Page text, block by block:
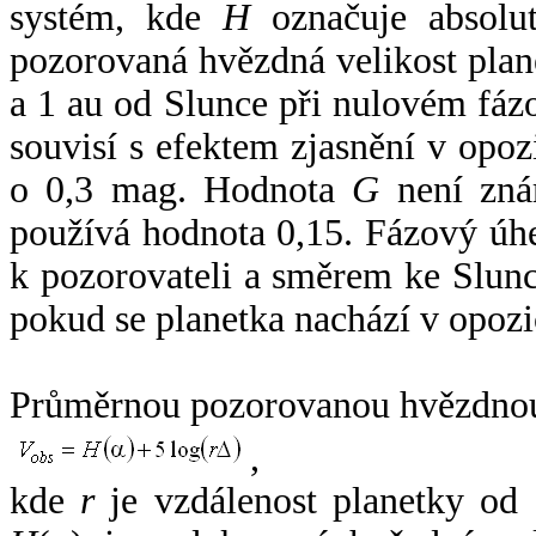
systém, kde Hoznačuje
pozorovaná hvězdná velikost
a 1 au od Slunce při nulovém
souvisí s efektem zjasnění v
o 0,3 mag. Hodnota G není
používá hodnota 0,15. Fázový
k pozorovateli a směrem ke
pokud se planetka nachází v
Průměrnou pozorovanou
,
kde rje vzdálenost planetky od